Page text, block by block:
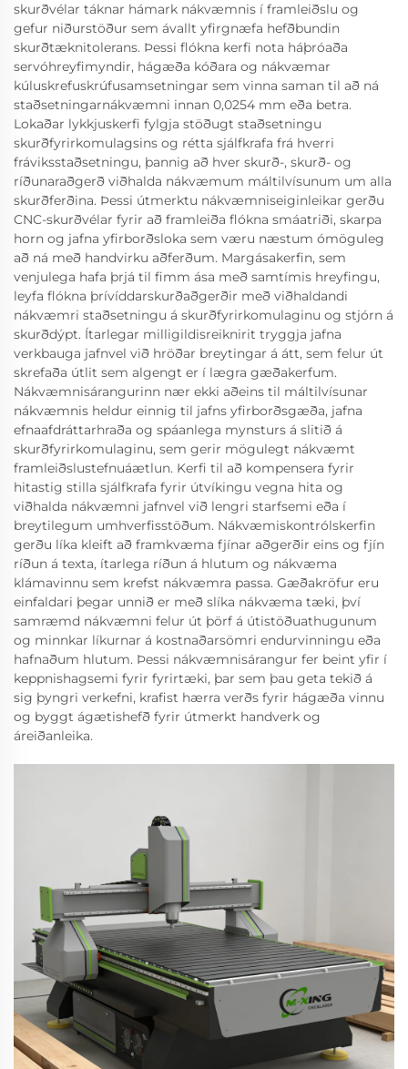
skurðvélar táknar hámark nákvæmnis í framleiðslu og
gefur niðurstöður sem ávallt yfirgnæfa hefðbundin
skurðtæknitolerans. Þessi flókna kerfi nota háþróaða
servóhreyfimyndir, hágæða kóðara og nákvæmar
kúluskrefuskrúfusamsetningar sem vinna saman til að ná
staðsetningarnákvæmni innan 0,0254 mm eða betra.
Lokaðar lykkjuskerfi fylgja stöðugt staðsetningu
skurðfyrirkomulagsins og rétta sjálfkrafa frá hverri
fráviksstaðsetningu, þannig að hver skurð-, skurð- og
ríðunaraðgerð viðhalda nákvæmum máltilvísunum um alla
skurðferðina. Þessi útmerktu nákvæmniseiginleikar gerðu
CNC-skurðvélar fyrir að framleiða flókna smáatriði, skarpa
horn og jafna yfirborðsloka sem væru næstum ómöguleg
að ná með handvirku aðferðum. Margásakerfin, sem
venjulega hafa þrjá til fimm ása með samtímis hreyfingu,
leyfa flókna þrívíddarskurðaðgerðir með viðhaldandi
nákvæmri staðsetningu á skurðfyrirkomulaginu og stjórn á
skurðdýpt. Ítarlegar milligildisreiknirit tryggja jafna
verkbauga jafnvel við hröðar breytingar á átt, sem felur út
skrefaða útlit sem algengt er í lægra gæðakerfum.
Nákvæmnisárangurinn nær ekki aðeins til máltilvísunar
nákvæmnis heldur einnig til jafns yfirborðsgæða, jafna
efnaafdráttarhraða og spáanlega mynsturs á slitið á
skurðfyrirkomulaginu, sem gerir mögulegt nákvæmt
framleiðslustefnuáætlun. Kerfi til að kompensera fyrir
hitastig stilla sjálfkrafa fyrir útvíkingu vegna hita og
viðhalda nákvæmni jafnvel við lengri starfsemi eða í
breytilegum umhverfisstöðum. Nákvæmiskontrólskerfin
gerðu líka kleift að framkvæma fjínar aðgerðir eins og fjín
ríðun á texta, ítarlega ríðun á hlutum og nákvæma
klámavinnu sem krefst nákvæmra passa. Gæðakröfur eru
einfaldari þegar unnið er með slíka nákvæma tæki, því
samræmd nákvæmni felur út þörf á útistöðuathugunum
og minnkar líkurnar á kostnaðarsömri endurvinningu eða
hafnaðum hlutum. Þessi nákvæmnisárangur fer beint yfir í
keppnishagsemi fyrir fyrirtæki, þar sem þau geta tekið á
sig þyngri verkefni, krafist hærra verðs fyrir hágæða vinnu
og byggt ágætishefð fyrir útmerkt handverk og
áreiðanleika.